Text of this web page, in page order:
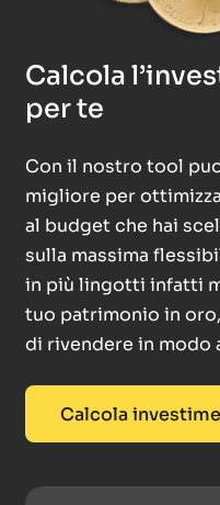
Calcola
per te
Con il nostro tool
migliore per
al budget che hai
sulla massima
in più lingotti infatti
tuo patrimonio in
di rivendere in modo
Calcola